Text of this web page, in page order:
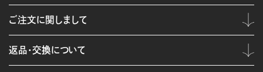
ご注文に関しまして
返品・交換について